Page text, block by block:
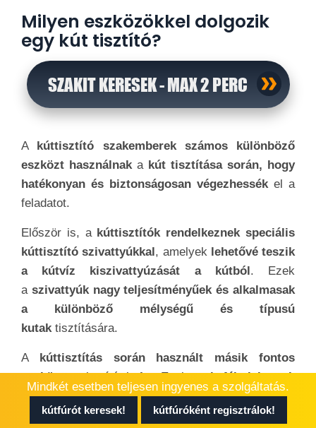
Milyen eszközökkel dolgozik
egy kút tisztító?
SZAKIT KERESEK - MAX 2 PERC
A
kúttisztító szakemberek számos különböző
eszközt használnak akút tisztítása során, hogy
hatékonyan és biztonságosan végezhessék el a
feladatot.
Először is, akúttisztítók rendelkeznek speciális
kúttisztító szivattyúkkal , amelyek lehetővé teszik
a kútvíz kiszivattyúzását a kútból . Ezek
aszivattyúk nagy teljesítményűek és alkalmasak
a különböző mélységű és típusú
kutak tisztítására.
A
kúttisztítás során használt másik fontos
eszköza tisztító kefe. Ezek akefék lehetnek
különböző méretűek és alakúak
hogyalkalmazkodjanak a kút belső falainak és
Mindkét esetben teljesen ingyenes a szolgáltatás.
kútfúrót keresek! kútfúróként regisztrálok!